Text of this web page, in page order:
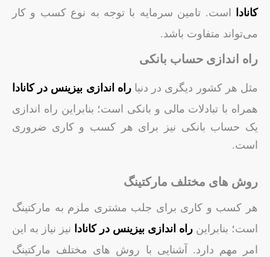
کانادا
است. تامین سرمایه با توجه به نوع کسب و کار
می‌تواند متفاوت باشد.
راه اندازی حساب بانکی
مثل هر کشور دیگری در دنیاراه اندازی بیزینس در کانادا
همراه با تبادلات مالی و بانکی است؛ بنابراین راه اندازی
یک حساب بانکی نیز برای هر کسب و کاری ضروری
است.
روش های مختلف مارکتینگ
هر کسب و کاری برای جلب مشتری ملزم به مارکتینگ
است؛ بنابراین راه اندازی بیزینس در کانادا نیز نیاز به این
امر مهم دارد. آشنایی با روش های مختلف مارکتینگ